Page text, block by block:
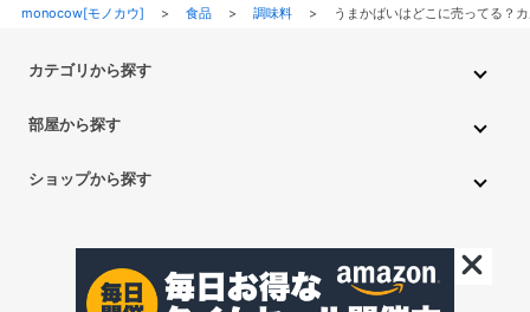
monocow[モノカウ] > 食品> 調味料> うまかばいはどこに売ってる？
カテゴリから探す
ペット用品 ベビー・キッズ
部屋から探す
トイレ・洗面所 バスルーム 押入れ・クローゼット
玄関・エントランス 庭・テラス/a> 一人暮らし
ショップから探す
アイリスオーヤマ しまむら 西松屋 CanDo
©monocow All Rights Reserved.